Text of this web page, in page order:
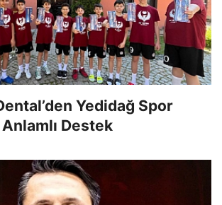
Yedidağ Spor
Anlamlı Destek